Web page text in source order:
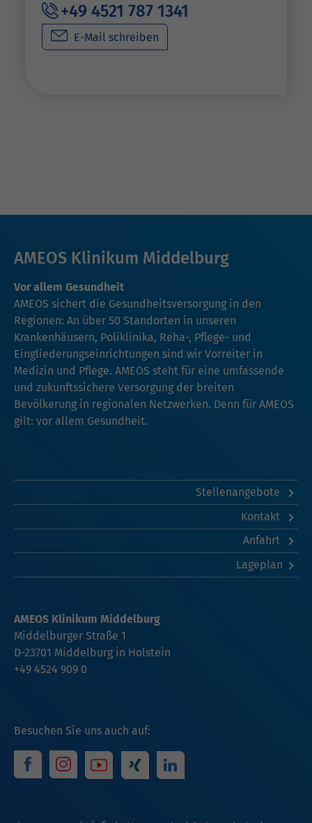
+49 4521 787 1341
E-Mail schreiben
AMEOS Klinikum Middelburg
Vor allem Gesundheit
AMEOS sichert die Gesundheitsversorgung in den
Regionen: An über 50 Standorten in unseren
Krankenhäusern, Poliklinika, Reha-, Pflege- und
Eingliederungseinrichtungen sind wir Vorreiter in
Medizin und Pflege. AMEOS steht für eine umfassende
und zukunftssichere Versorgung der breiten
Bevölkerung in regionalen Netzwerken. Denn für AMEOS
gilt: vor allem Gesundheit.
Stellenangebote
Kontakt
Anfahrt
Lageplan
Besuchen Sie uns auch auf:
AMEOS Klinikum Middelburg
Middelburger Straße 1
D-23701 Middelburg in Holstein
+49 4524 909 0